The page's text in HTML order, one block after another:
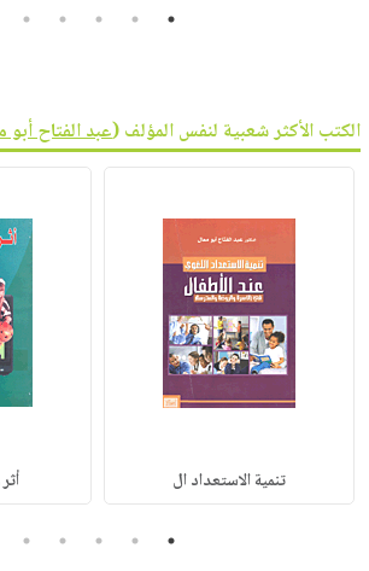
1
2
3
4
5
الكتب الأكثر شعبية لنفس المؤلف (عبد الفتاح أبو
تنمية الاستعداد ال
1
2
3
4
5